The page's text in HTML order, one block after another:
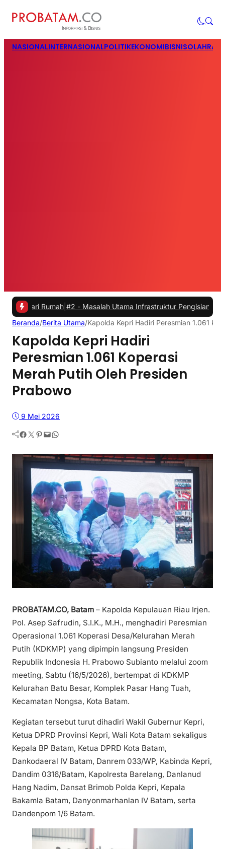
NASIONALINTERNASIONALPOLITIKEKONOMIBISNIS
|#2 - Masalah Utama Infrastruktur Pengisian Daya untuk
Beranda/Berita Utama/Kapolda Kepri Hadiri Peresmian 1.061
Kapolda Kepri Hadiri
Peresmian 1.061 Koperasi
Merah Putih Oleh Presiden
Prabowo
9 Mei 2026
Facebook Twitter Pinterest Mail WhatsApp
PROBATAM.CO, Batam – Kapolda Kepulauan Riau Irjen.
Pol. Asep Safrudin, S.I.K., M.H., menghadiri Peresmian
Operasional 1.061 Koperasi Desa/Kelurahan Merah
Putih (KDKMP) yang dipimpin langsung Presiden
Republik Indonesia H. Prabowo Subianto melalui zoom
meeting, Sabtu (16/5/2026), bertempat di KDKMP
Kelurahan Batu Besar, Komplek Pasar Hang Tuah,
Kecamatan Nongsa, Kota Batam.
Kegiatan tersebut turut dihadiri Wakil Gubernur Kepri,
Ketua DPRD Provinsi Kepri, Wali Kota Batam sekaligus
Kepala BP Batam, Ketua DPRD Kota Batam,
Dankodaeral IV Batam, Danrem 033/WP, Kabinda Kepri,
Dandim 0316/Batam, Kapolresta Barelang, Danlanud
Hang Nadim, Dansat Brimob Polda Kepri, Kepala
Bakamla Batam, Danyonmarhanlan IV Batam, serta
Dandenpom 1/6 Batam.